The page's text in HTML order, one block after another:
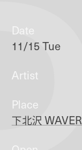
Date
11/15 Tue
Artist
Place
下北沢 WAVER